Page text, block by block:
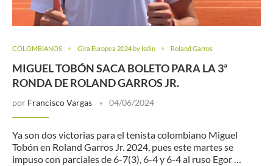
COLOMBIANOS Gira Europea 2024 by Isdin Roland Garros
MIGUEL TOBÓN SACA BOLETO PARA LA 3ª
RONDA DE ROLAND GARROS JR.
por Francisco Vargas 04/06/2024
Ya son dos victorias para el tenista colombiano Miguel
Tobón en Roland Garros Jr. 2024, pues este martes se
impuso con parciales de 6-7(3), 6-4 y 6-4 al ruso Egor …